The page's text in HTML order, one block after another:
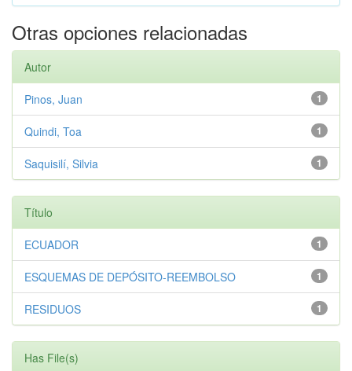
Otras opciones relacionadas
Autor
1
Pinos, Juan
1
Quindi, Toa
1
Saquisilí, Silvia
Título
1
ECUADOR
1
ESQUEMAS DE DEPÓSITO-REEMBOLSO
1
RESIDUOS
Has File(s)